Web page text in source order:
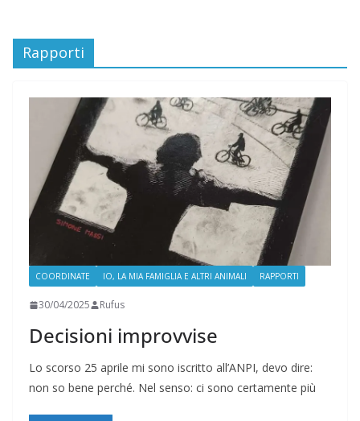
Rapporti
COORDINATE IO, LA MIA FAMIGLIA E ALTRI ANIMALI RAPPORTI
30/04/2025 Rufus
Decisioni improvvise
Lo scorso 25 aprile mi sono iscritto all’ANPI, devo dire:
non so bene perché. Nel senso: ci sono certamente più